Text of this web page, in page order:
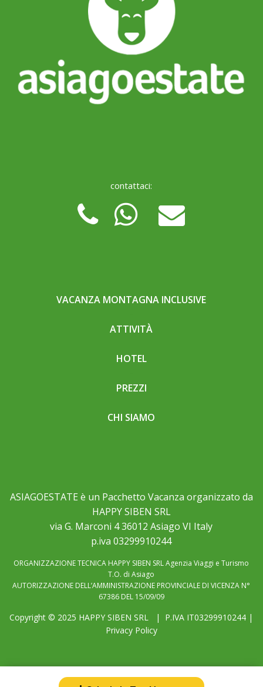
contattaci:
VACANZA MONTAGNA INCLUSIVE
ATTIVITÀ
HOTEL
PREZZI
CHI SIAMO
ASIAGOESTATE è un Pacchetto Vacanza organizzato da
HAPPY SIBEN SRL
via G. Marconi 4 36012 Asiago VI Italy
p.iva 03299910244
ORGANIZZAZIONE TECNICA HAPPY SIBEN SRL Agenzia Viaggi e Turismo
T.O. di Asiago
AUTORIZZAZIONE DELL’AMMINISTRAZIONE PROVINCIALE DI VICENZA N°
67386 DEL 15/09/09
Copyright © 2025 HAPPY SIBEN SRL | P.IVA IT03299910244 |
Privacy Policy